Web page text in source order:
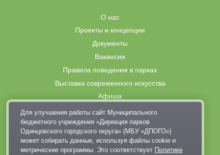
О нас
Проекты и концепции
Документы
Вакансии
Правила поведения в парках
Выставка современного искусства
Афиша
Парковки
Контакты
+7 495 128-02-06
dp@odinparki.ru
Для улучшения работы сайт Муниципального
бюджетного учреждения «Дирекция парков
Одинцовского городского округа» (МБУ «ДПОГО»)
может собирать данные, используя файлы cookie и
метрические программы. Это соответствует Политике